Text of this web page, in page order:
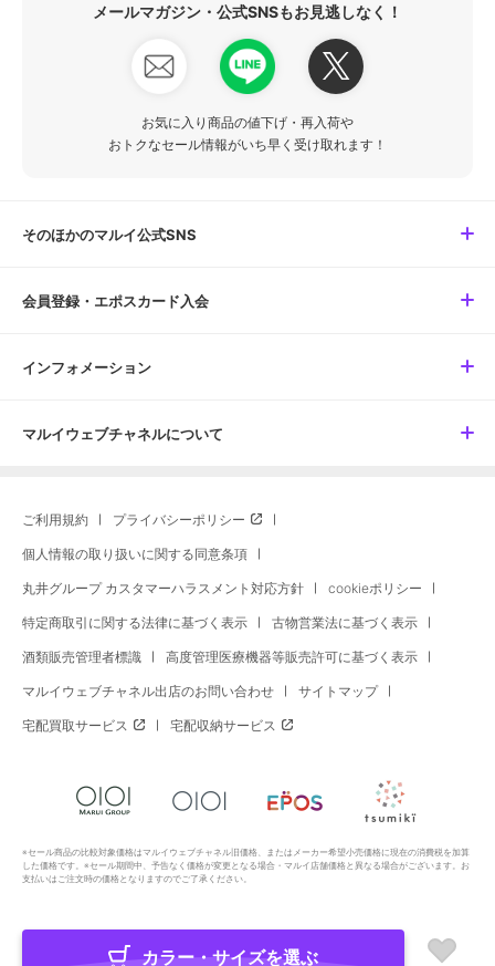
メールマガジン・公式SNSもお見逃しなく！
お気に入り商品の値下げ・再入荷や
おトクなセール情報がいち早く受け取れます！
そのほかのマルイ公式SNS
会員登録・エポスカード入会
インフォメーション
マルイウェブチャネルについて
ご利用規約 プライバシーポリシー
個人情報の取り扱いに関する同意条項
丸井グループ カスタマーハラスメント対応方針 cookieポリシー
特定商取引に関する法律に基づく表示 古物営業法に基づく表示
酒類販売管理者標識 高度管理医療機器等販売許可に基づく表示
マルイウェブチャネル出店のお問い合わせ サイトマップ
宅配買取サービス 宅配収納サービス
※セール商品の比較対象価格はマルイウェブチャネル旧価格、またはメーカー希望小売価格に現在の消費税を加算
した価格です。※セール期間中、予告なく価格が変更となる場合・マルイ店舗価格と異なる場合がございます。お
支払いはご注文時の価格となりますのでご了承ください。
Copyright All Rights Reserved. MARUI Co., Ltd
カラー・サイズを選ぶ